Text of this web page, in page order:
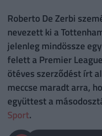
Roberto De Zerbi
nevezett ki a
jelenleg mindössze
felett a Premier
ötéves szerződést írt
meccse maradt arra,
együttest a
Sport.